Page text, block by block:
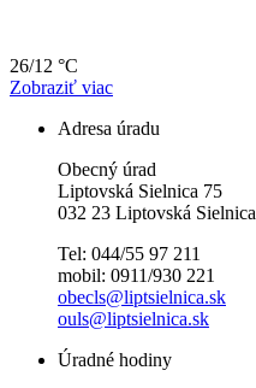
26/12 °C
Zobraziť viac
Adresa úradu
Obecný úrad
Liptovská Sielnica 75
032 23 Liptovská Sielnica
Tel: 044/55 97 211
mobil: 0911/930 221
obecls@liptsielnica.sk
ouls@liptsielnica.sk
Úradné hodiny